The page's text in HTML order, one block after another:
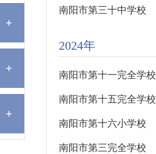
+
+
+
南阳市第三十中学校
2024年
南阳市第十一完全学校
南阳市第十五完全学校
南阳市第十六小学校
南阳市第三完全学校